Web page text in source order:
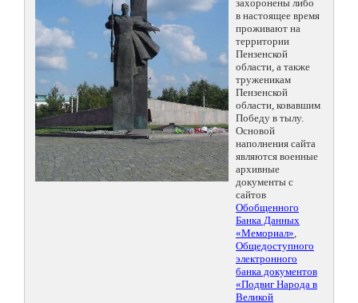
захоронены либо
в настоящее время
проживают на
территории
Пензенской
области, а также
труженикам
Пензенской
области, ковавшим
Победу в тылу.
Основой
наполнения сайта
являются военные
архивные
документы с
сайтов
Обобщенного
Банка Данных
«Мемориал»,
Общедоступного
электронного
банка документов
«Подвиг Народа в
Великой